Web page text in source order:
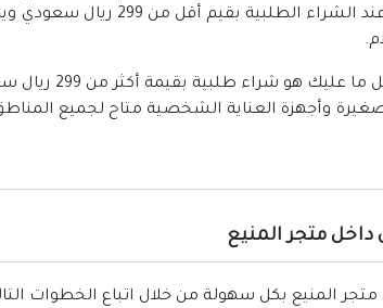
للحصول على شحن
وأجهزة العناية الشخصية متاح لجميع
داخل متجر المنيع
المنيع بكل سهولة من خلال اتباع الخطوات